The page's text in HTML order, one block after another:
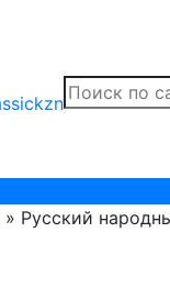
» Русский